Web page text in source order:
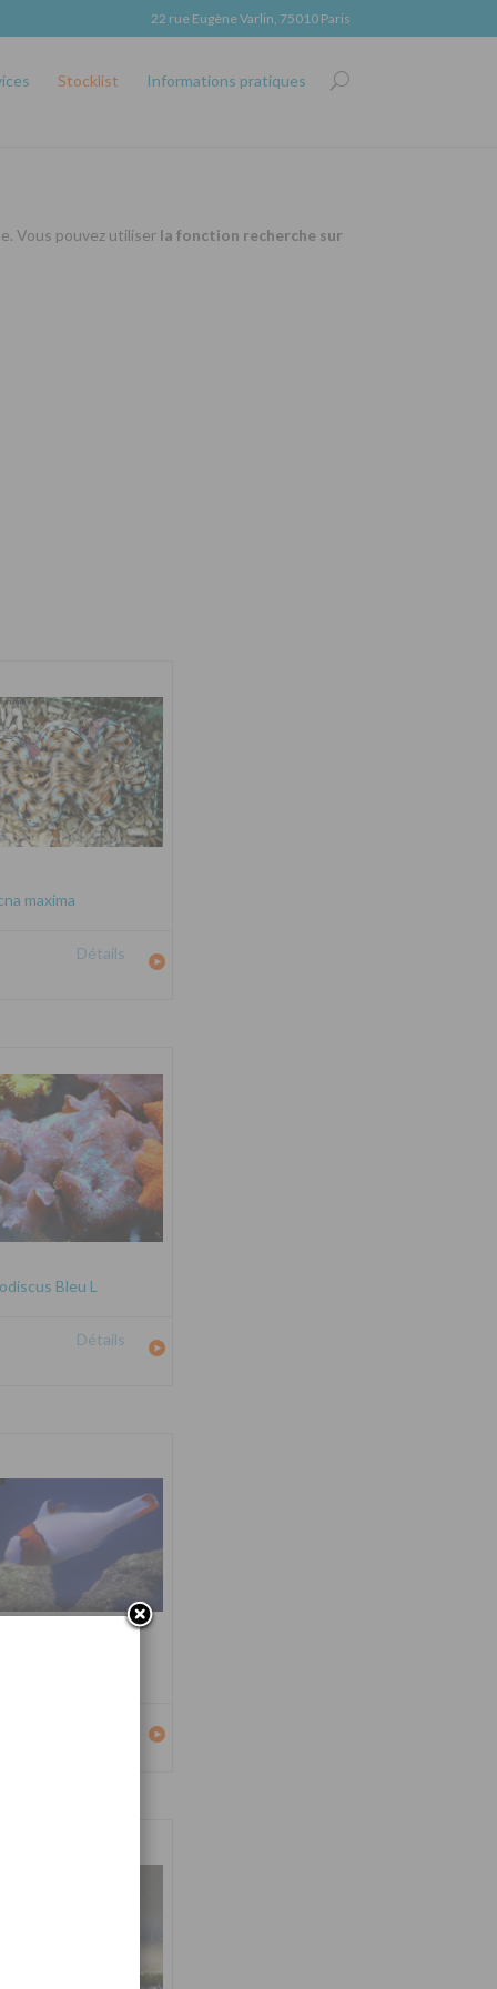
22 rue Eugène Varlin, 75010 Paris
Stocklist Informations pratiques
Vous pouvez utiliser la fonction recherche sur
maxima
Détails
Bleu L
Détails